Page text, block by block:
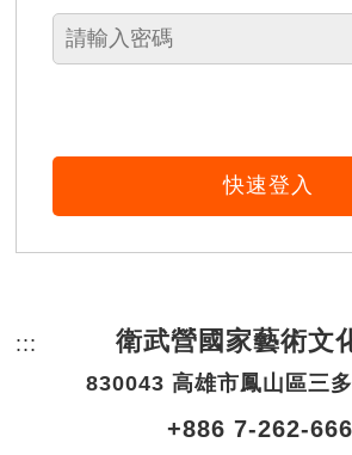
快速登入
::: 頁尾網站資訊。
衛武營國家藝術文
830043 高雄市鳳山區三
+886 7-262-